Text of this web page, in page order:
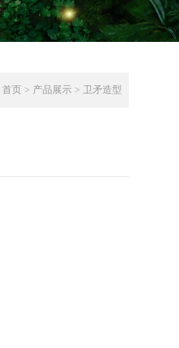
首页 > 产品展示 > 卫矛造型